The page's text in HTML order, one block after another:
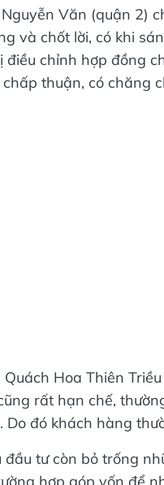
Văn (quận 2)
và chốt lời, có khi
chỉnh hợp đồng
thuận, có chăng
Hoa Thiên
rất hạn chế,
đó khách hàng
đầu tư còn bỏ trống